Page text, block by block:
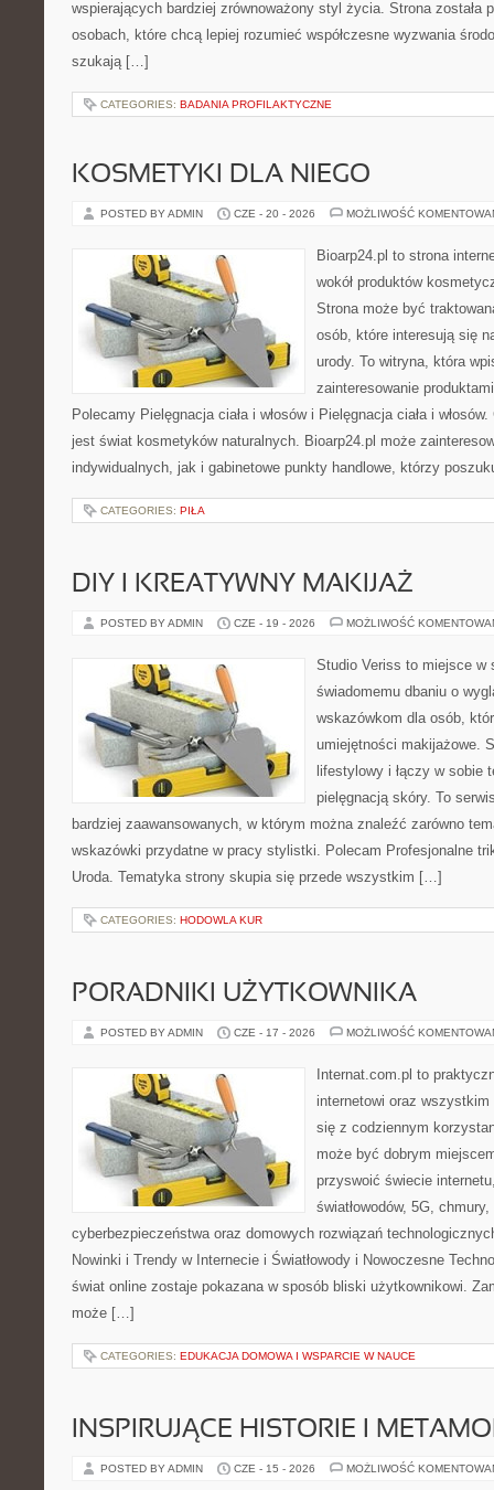
wspierających bardziej zrównoważony styl życia. Strona została
osobach, które chcą lepiej rozumieć współczesne wyzwania
szukają […]
CATEGORIES: BADANIA PROFILAKTYCZNE
KOSMETYKI DLA NIEGO
POSTED BY ADMIN CZE - 20 - 2026 MOŻLIWOŚĆ
Bioarp24.pl to strona
wokół produktów
Strona może być
osób, które interesują się
urody. To witryna, która
zainteresowanie
Polecamy Pielęgnacja ciała i włosów i Pielęgnacja ciała i
jest świat kosmetyków naturalnych. Bioarp24.pl może
indywidualnych, jak i gabinetowe punkty handlowe, którzy
CATEGORIES: PIŁA
DIY I KREATYWNY MAKIJAŻ
POSTED BY ADMIN CZE - 19 - 2026 MOŻLIWOŚĆ
Studio Veriss to miejsce w
świadomemu dbaniu o
wskazówkom dla osób,
umiejętności makijażowe.
lifestylowy i łączy w sobie
pielęgnacją skóry. To
bardziej zaawansowanych, w którym można znaleźć zarówno
wskazówki przydatne w pracy stylistki. Polecam Profesjonalne
Uroda. Tematyka strony skupia się przede wszystkim […]
CATEGORIES: HODOWLA KUR
PORADNIKI UŻYTKOWNIKA
POSTED BY ADMIN CZE - 17 - 2026 MOŻLIWOŚĆ
Internat.com.pl to
internetowi oraz
się z codziennym
może być dobrym
przyswoić świecie
światłowodów, 5G,
cyberbezpieczeństwa oraz domowych rozwiązań
Nowinki i Trendy w Internecie i Światłowody i Nowoczesne
świat online zostaje pokazana w sposób bliski użytkownikowi.
może […]
CATEGORIES: EDUKACJA DOMOWA I WSPARCIE W NAUCE
INSPIRUJĄCE HISTORIE I
POSTED BY ADMIN CZE - 15 - 2026 MOŻLIWOŚĆ